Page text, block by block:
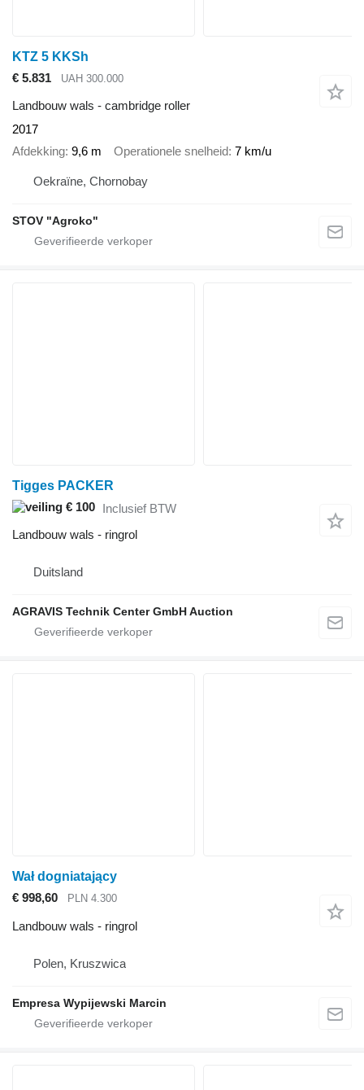
KTZ 5 KKSh
€ 5.831
UAH 300.000
Landbouw wals - cambridge roller
2017
Afdekking 9,6 m Operationele snelheid 7 km/u
Oekraïne, Chornobay
STOV "Agroko"
Tigges PACKER
€ 100 Inclusief BTW
Landbouw wals - ringrol
Duitsland
AGRAVIS Technik Center GmbH Auction
Wał dogniatający
€ 998,60
PLN 4.300
Landbouw wals - ringrol
Polen, Kruszwica
Empresa Wypijewski Marcin